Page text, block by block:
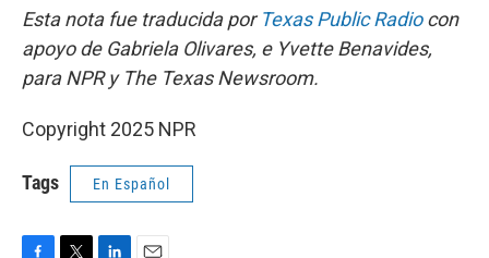
Esta nota fue traducida por Texas Public Radiocon
apoyo de Gabriela Olivares, e Yvette Benavides,
para NPR y The Texas Newsroom.
Copyright 2025 NPR
Tags En Español